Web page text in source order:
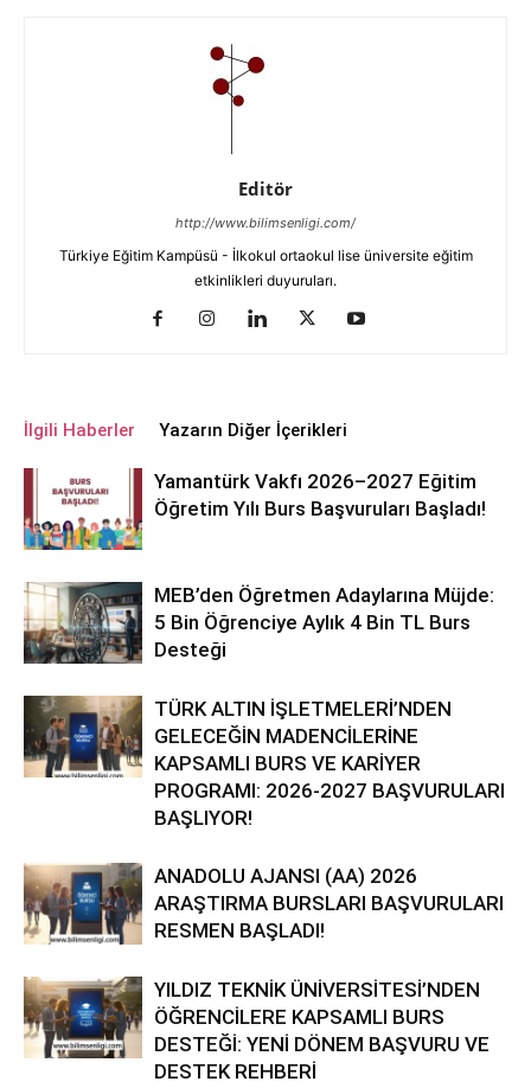
Editör
http://www.bilimsenligi.com/
Türkiye Eğitim Kampüsü - İlkokul ortaokul lise üniversite eğitim
etkinlikleri duyuruları.
İlgili Haberler Yazarın Diğer İçerikleri
Yamantürk Vakfı 2026–2027 Eğitim
Öğretim Yılı Burs Başvuruları Başladı!
MEB’den Öğretmen Adaylarına Müjde:
5 Bin Öğrenciye Aylık 4 Bin TL Burs
Desteği
TÜRK ALTIN İŞLETMELERİ’NDEN
GELECEĞİN MADENCİLERİNE
KAPSAMLI BURS VE KARİYER
PROGRAMI: 2026-2027 BAŞVURULARI
BAŞLIYOR!
ANADOLU AJANSI (AA) 2026
ARAŞTIRMA BURSLARI BAŞVURULARI
RESMEN BAŞLADI!
YILDIZ TEKNİK ÜNİVERSİTESİ’NDEN
ÖĞRENCİLERE KAPSAMLI BURS
DESTEĞİ: YENİ DÖNEM BAŞVURU VE
DESTEK REHBERİ